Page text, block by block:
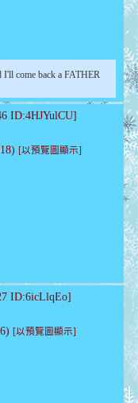
come back a FATHER
ID:4HJYulCU]
[以預覽圖顯示]
ID:6icLlqEo]
[以預覽圖顯示]